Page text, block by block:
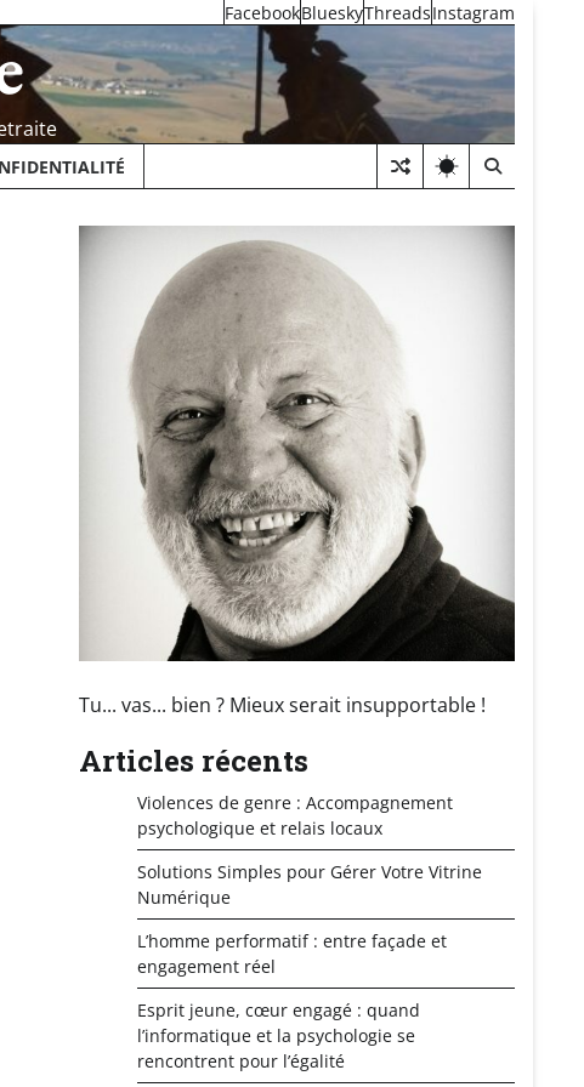
FacebookBlueskyThreadsInstagram
Tu... vas... bien ? Mieux serait insupportable !
Articles récents
Violences de genre : Accompagnement
psychologique et relais locaux
Solutions Simples pour Gérer Votre Vitrine
Numérique
L’homme performatif : entre façade et
engagement réel
Esprit jeune, cœur engagé : quand
l’informatique et la psychologie se
rencontrent pour l’égalité